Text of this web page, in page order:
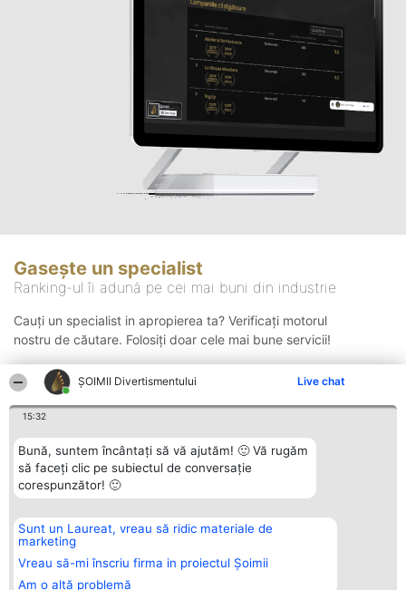
ŞOIMII Divertismentului Live chat
15:32
Bună, suntem încântați să vă ajutăm! 🙂 Vă rugăm
să faceți clic pe subiectul de conversație
corespunzător! 🙂
Sunt un Laureat, vreau să ridic materiale de
marketing
Vreau să-mi înscriu firma in proiectul Șoimii
Am o altă problemă
Gasește un specialist
Ranking-ul îi adună pe cei mai buni din industrie
Cauți un specialist in apropierea ta? Verificați motorul
nostru de căutare. Folosiți doar cele mai bune servicii!
Organizator Ranking
BRIGHT SOLUTIONS BR SRL
Aleea Timisul De Sus 2 Bl. A30
Sc. A Et. 4 Ap. 13 Cod 061952
București
Plebiscyt
Lista Tuturor
Laureaților
Contact